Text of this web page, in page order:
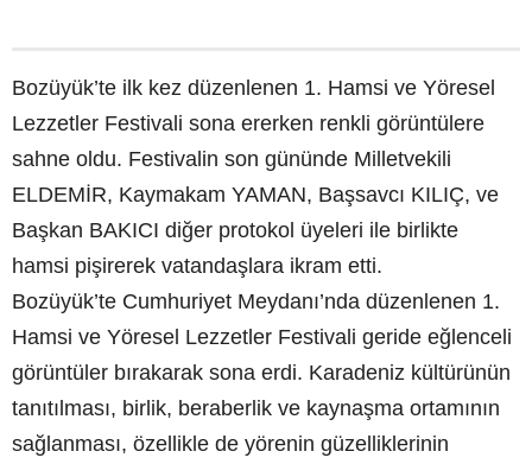
Bozüyük’te ilk kez düzenlenen 1. Hamsi ve Yöresel
Lezzetler Festivali sona ererken renkli görüntülere
sahne oldu. Festivalin son gününde Milletvekili
ELDEMİR, Kaymakam YAMAN, Başsavcı KILIÇ, ve
Başkan BAKICI diğer protokol üyeleri ile birlikte
hamsi pişirerek vatandaşlara ikram etti.
Bozüyük’te Cumhuriyet Meydanı’nda düzenlenen 1.
Hamsi ve Yöresel Lezzetler Festivali geride eğlenceli
görüntüler bırakarak sona erdi. Karadeniz kültürünün
tanıtılması, birlik, beraberlik ve kaynaşma ortamının
sağlanması, özellikle de yörenin güzelliklerinin